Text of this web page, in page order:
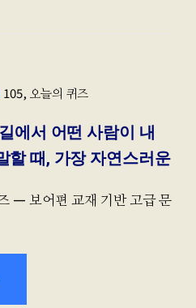
105, 오늘의 퀴즈
에서 어떤 사람이 내
할 때, 가장 자연스러운
— 보어편 교재 기반 고급 문